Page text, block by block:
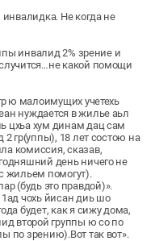
Не когда не
инвалид 2% зрение и
какой помощи
ю малоимущих учетехь
нуждается в жилье аьл
цхьа хум динам дац сам
2 гр(уппы), 18 лет состою на
комиссия, сказав,
день ничего не
жильем помогут).
(будь это правдой)».
чохь йисан диь шо
будет, как я сижу дома,
второй группы ю со по
по зрению).Вот так вот».